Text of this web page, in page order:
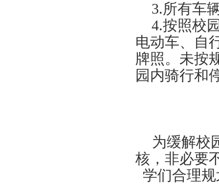
3.所有车
4.按照校
电动车、自
牌照。未按
园内骑行和
为缓解校
核，非必要
学们合理